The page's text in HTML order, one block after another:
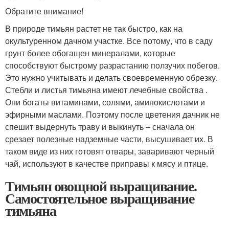
Обратите внимание!
В природе тимьян растет не так быстро, как на
окультуренном дачном участке. Все потому, что в саду
грунт более обогащен минералами, которые
способствуют быстрому разрастанию ползучих побегов.
Это нужно учитывать и делать своевременную обрезку.
Стебли и листья тимьяна имеют лечебные свойства .
Они богаты витаминами, солями, аминокислотами и
эфирными маслами. Поэтому после цветения дачник не
спешит выдернуть траву и выкинуть – сначала он
срезает полезные надземные части, высушивает их. В
таком виде из них готовят отвары, заваривают черный
чай, используют в качестве приправы к мясу и птице.
Тимьян овощной выращивание.
Самостоятельное выращивание
тимьяна